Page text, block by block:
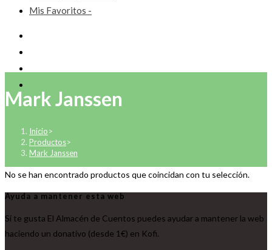
Mis Favoritos -
Mark Janssen
Inicio>
Productos>
Mark Janssen
No se han encontrado productos que coincidan con tu selección.
Ayuda a mantener esta web
Si te gusta El Almacén de Cuentos puedes ayudar a mantener la web
haciendo un donativo (desde 1€) en Kofi.